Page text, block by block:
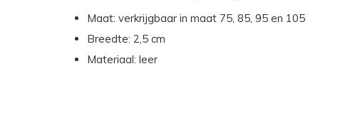
Maat: verkrijgbaar in maat 75, 85, 95 en 105
Breedte: 2,5 cm
Materiaal: leer